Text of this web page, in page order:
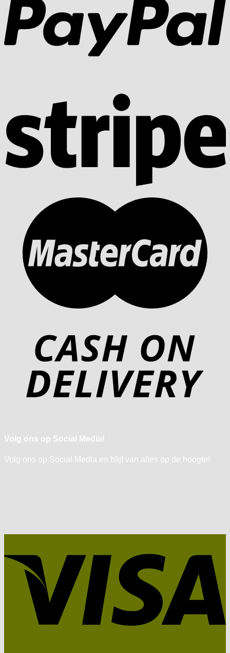
Volg ons op Social Media!
Volg ons op Social Media en blijf van alles op de hoogte!